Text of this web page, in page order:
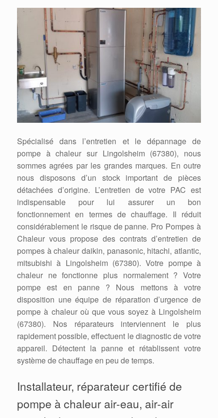
Spécialisé dans l’entretien et le dépannage de
pompe à chaleur sur Lingolsheim (67380), nous
sommes agrées par les grandes marques. En outre
nous disposons d’un stock important de pièces
détachées d’origine. L’entretien de votre PAC est
indispensable pour lui assurer un bon
fonctionnement en termes de chauffage. Il réduit
considérablement le risque de panne. Pro Pompes à
Chaleur vous propose des contrats d’entretien de
pompes à chaleur daikin, panasonic, hitachi, atlantic,
mitsubishi à Lingolsheim (67380). Votre pompe à
chaleur ne fonctionne plus normalement ? Votre
pompe est en panne ? Nous mettons à votre
disposition une équipe de réparation d’urgence de
pompe à chaleur où que vous soyez à Lingolsheim
(67380). Nos réparateurs interviennent le plus
rapidement possible, effectuent le diagnostic de votre
appareil. Détectent la panne et rétablissent votre
système de chauffage en peu de temps.
Installateur, réparateur certifié de
pompe à chaleur air-eau, air-air